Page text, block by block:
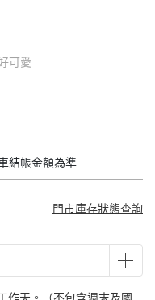
可愛
結帳金額為準
門市庫存狀態查詢
作天。（不包含週末及國